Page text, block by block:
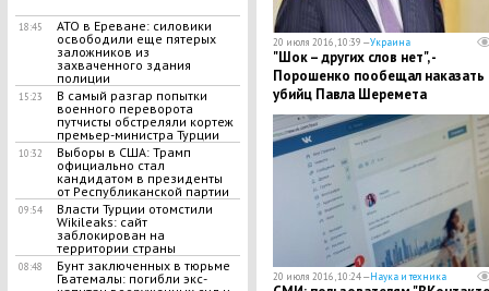
18:45
АТО в Ереване: силовики
освободили еще пятерых
заложников из
захваченного здания
полиции
15:23
В самый разгар попытки
военного переворота
путчисты обстреляли кортеж
премьер-министра Турции
10:32
Выборы в США: Трамп
официально стал
кандидатом в президенты
от Республиканской партии
09:54
Власти Турции отомстили
Wikileaks: сайт
заблокирован на
территории страны
08:48
Бунт заключенных в тюрьме
Гватемалы: погибли экс-
20 июля 2016, 10:39 —Украина
"Шок – других слов нет", -
Порошенко пообещал наказать
убийц Павла Шеремета
20 июля 2016, 10:24 —Наука и техника